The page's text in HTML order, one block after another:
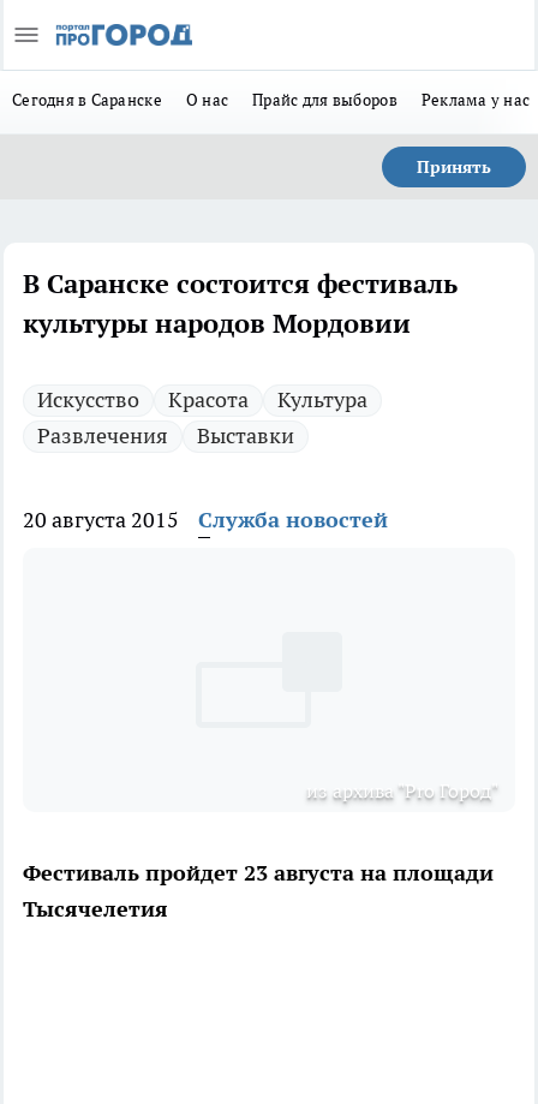
Сегодня в Саранске О нас Прайс для выборов Реклама у нас
Принять
В Саранске состоится фестиваль
культуры народов Мордовии
Искусство Красота
Культура
Развлечения
Выставки
20 августа 2015 Служба новостей
из архива "Pro Город"
Фестиваль пройдет 23 августа на площади
Тысячелетия